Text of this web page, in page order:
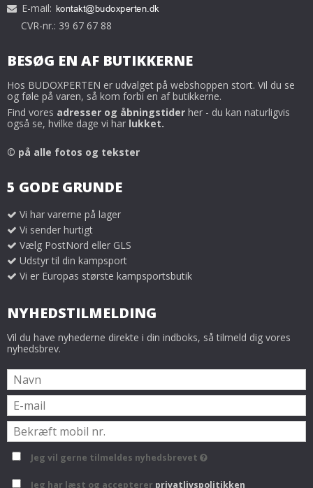
E-mail:
CVR-nr.: 39 67 67 88
BESØG EN AF BUTIKKERNE
Hos BUDOXPERTEN er udvalget på webshoppen stort. Vil du se
og føle på varen, så kom forbi en af butikkerne.
Find vores adresser og åbningstider her - du kan naturligvis
også se, hvilke dage vi har lukket.
© på alle fotos og tekster
5 GODE GRUNDE
Vi har varerne på lager
Vi sender hurtigt
Vælg PostNord eller GLS
Udstyr til din kampsport
Vi er Europas største kampsportsbutik
NYHEDSTILMELDING
Vil du have nyhederne direkte i din indboks, så tilmeld dig vores
nyhedsbrev.
Jeg vil gerne tilmeldes nyhedsbrevet
Jeg har læst og accepterer privatlivspolitikken